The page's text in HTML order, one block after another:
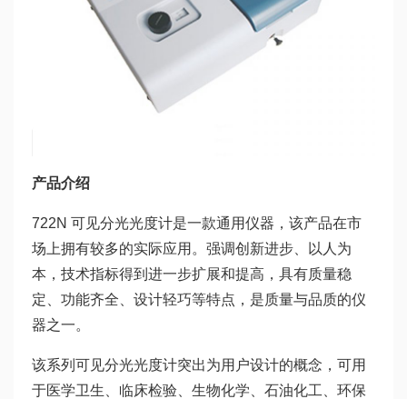
产品介绍
722N 可见分光光度计是一款通用仪器，该产品在市
场上拥有较多的实际应用。强调创新进步、以人为
本，技术指标得到进一步扩展和提高，具有质量稳
定、功能齐全、设计轻巧等特点，是质量与品质的仪
器之一。
该系列可见分光光度计突出为用户设计的概念，可用
于医学卫生、临床检验、生物化学、石油化工、环保